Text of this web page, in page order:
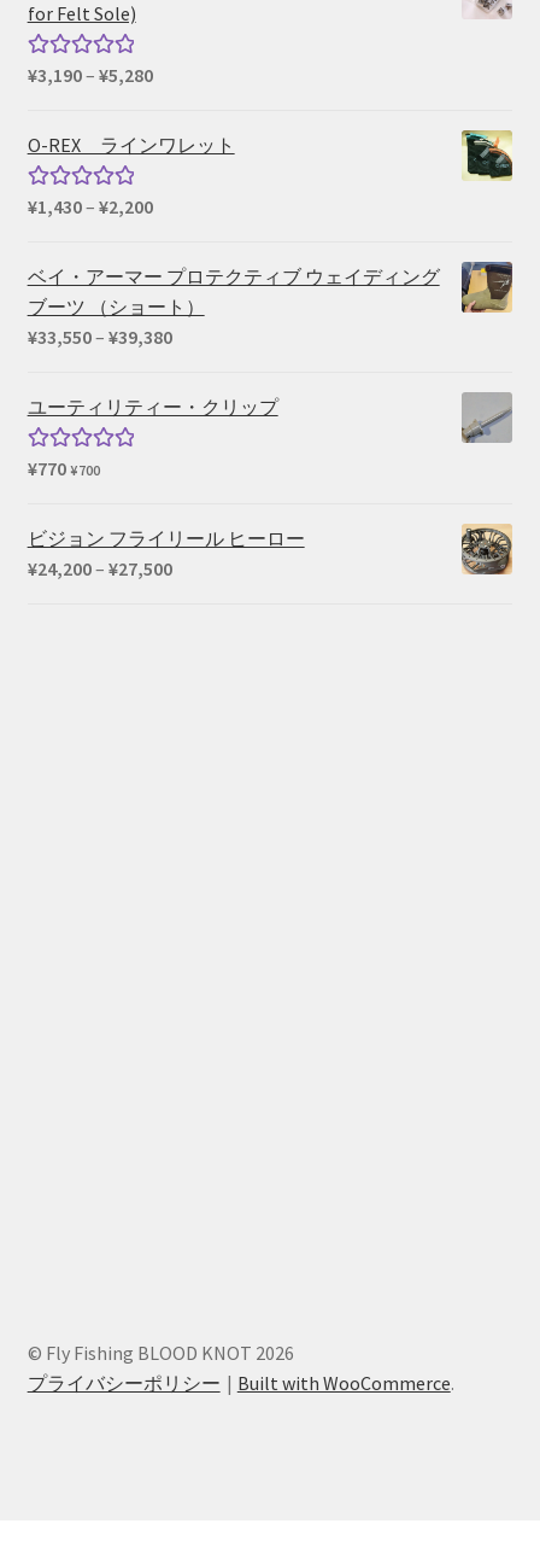
for Felt Sole)
5段階中
¥3,190– ¥5,280価
帯:
O-REX ラインワレット
5段階中
¥1,430– ¥2,200価
¥1,430
ベイ・アーマー プロテクティブ ウェイディング
ブーツ （ショート）
¥33,550– ¥39,380価
ユーティリティー・クリップ
5段階中
¥770 ¥700
ビジョン フライリール ヒーロー
¥24,200– ¥27,500価
© Fly Fishing BLOOD KNOT 2026
プライバシーポリシー
Built with WooCommerce.